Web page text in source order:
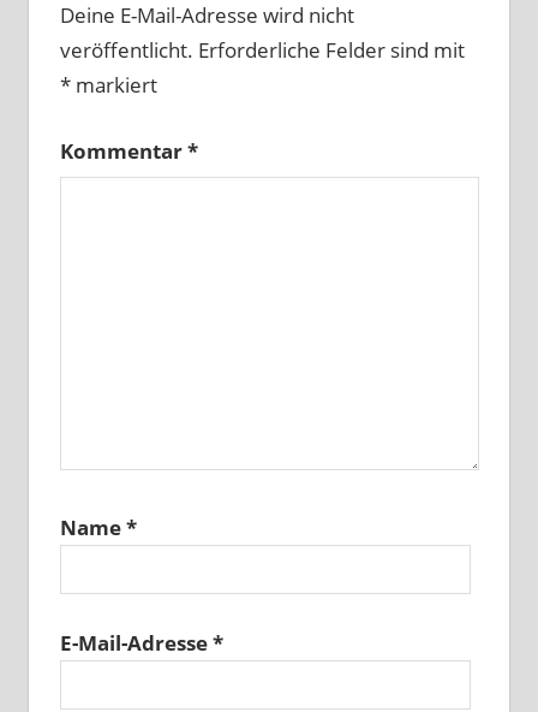
Deine E-Mail-Adresse wird nicht
veröffentlicht. Erforderliche Felder sind mit
*markiert
Kommentar*
Name*
E-Mail-Adresse*